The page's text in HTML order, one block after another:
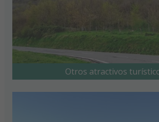
Otros atractivos